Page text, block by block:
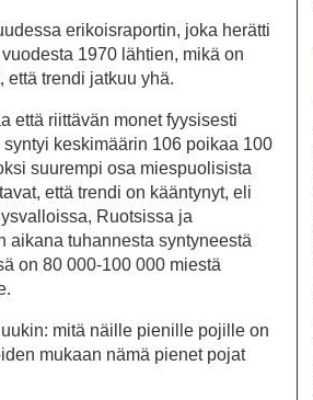
erikoisraportin, joka herätti
1970 lähtien, mikä on
että trendi jatkuu yhä.
että riittävän monet fyysisesti
keskimäärin 106 poikaa 100
suurempi osa miespuolisista
että trendi on kääntynyt, eli
Ruotsissa ja
aikana tuhannesta syntyneestä
on 80 000-100 000 miestä
mitä näille pienille pojille on
mukaan nämä pienet pojat